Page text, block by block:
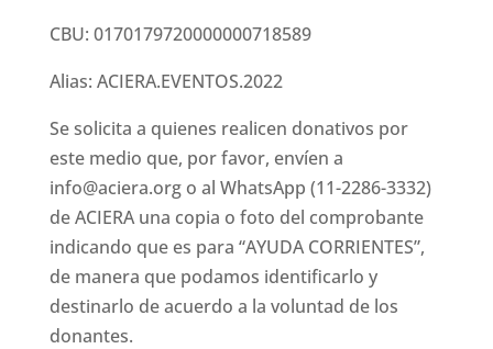
CBU: 0170179720000000718589
Alias: ACIERA.EVENTOS.2022
Se solicita a quienes realicen donativos por
este medio que, por favor, envíen a
info@aciera.org o al WhatsApp (11-2286-3332)
de ACIERA una copia o foto del comprobante
indicando que es para “AYUDA CORRIENTES”,
de manera que podamos identificarlo y
destinarlo de acuerdo a la voluntad de los
donantes.